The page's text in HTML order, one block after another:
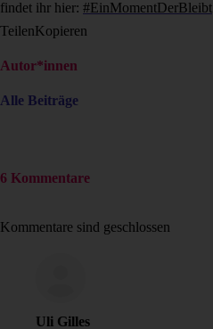
findet ihr hier: #EinMomentDerBleibt
TeilenKopieren
Autor*innen
Alle Beiträge
6 Kommentare
Kommentare sind geschlossen
Uli Gilles